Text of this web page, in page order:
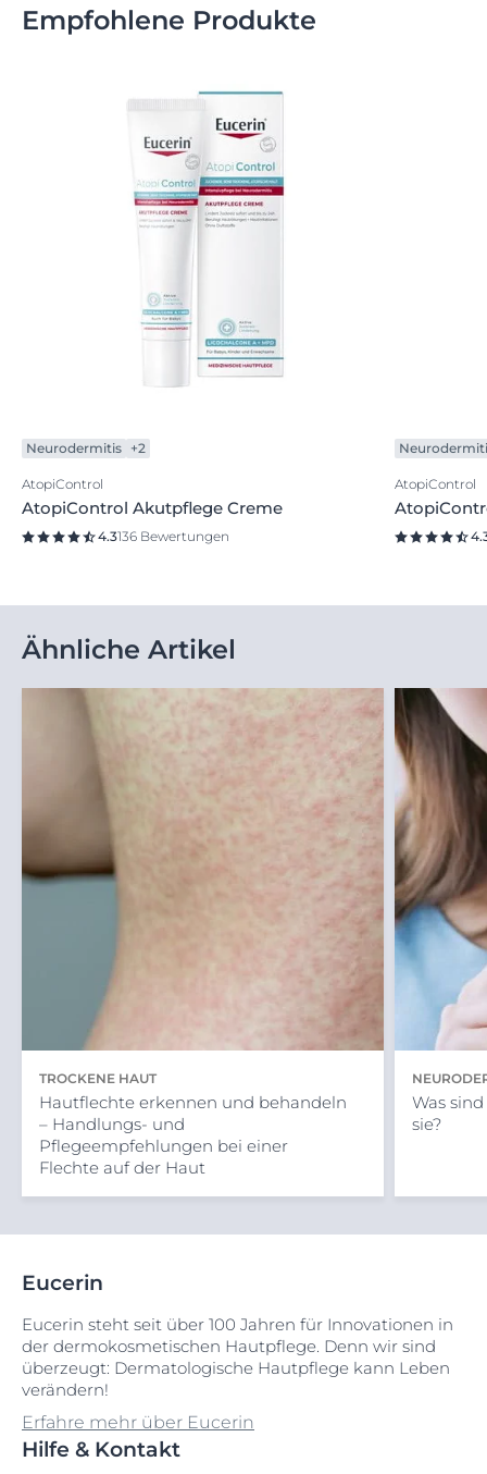
Empfohlene Produkte
Neurodermitis +2
AtopiControl
AtopiControl Akutpflege Creme
4.3136 Bewertungen
AtopiControl
Ähnliche Artikel
TROCKENE HAUT
Hautflechte erkennen und behandeln
– Handlungs- und
Pflegeempfehlungen bei einer
Flechte auf der Haut
Was
sie?
Eucerin
Eucerin steht seit über 100 Jahren für Innovationen in
der dermokosmetischen Hautpflege. Denn wir sind
überzeugt: Dermatologische Hautpflege kann Leben
verändern!
Erfahre mehr über Eucerin
Hilfe & Kontakt